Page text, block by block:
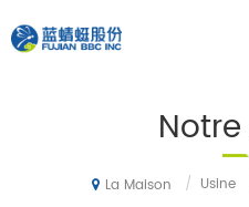
Notre
La Maison / Usine